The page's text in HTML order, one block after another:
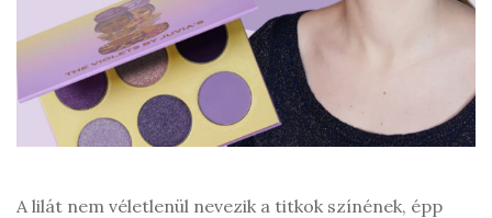
A lilát nem véletlenül nevezik a titkok színének, épp